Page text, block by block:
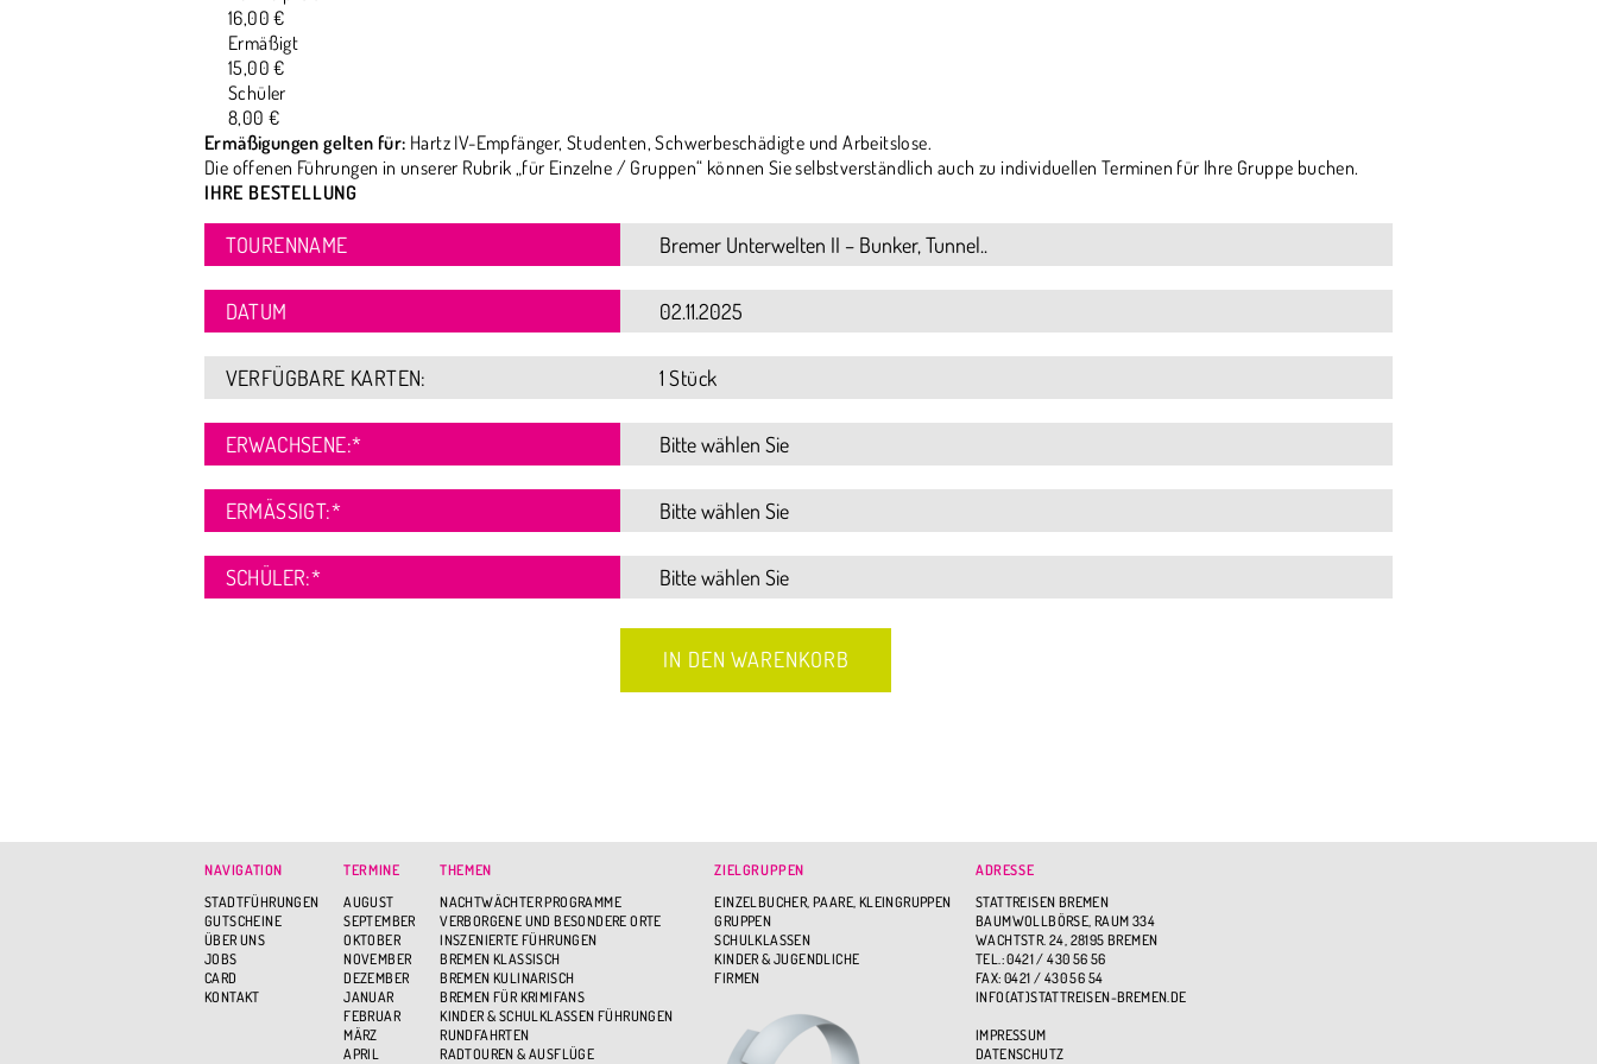
16,00 €
Ermäßigt
15,00 €
Schüler
8,00 €
Ermäßigungen gelten für: Hartz IV-Empfänger, Studenten, Schwerbeschädigte und Arbeitslose.
Die offenen Führungen in unserer Rubrik „für Einzelne / Gruppen“ können Sie selbstverständlich auch zu individuellen Terminen für Ihre Gruppe buchen.
IHRE BESTELLUNG
TOURENNAME
DATUM
VERFÜGBARE KARTEN: 1 Stück
ERWACHSENE:*
ERMÄSSIGT: *
SCHÜLER:*
NAVIGATION
STADTFÜHRUNGEN
GUTSCHEINE
ÜBER UNS
JOBS
CARD
KONTAKT
TERMINE
AUGUST
SEPTEMBER
OKTOBER
NOVEMBER
DEZEMBER
JANUAR
FEBRUAR
MÄRZ
APRIL
THEMEN
NACHTWÄCHTER PROGRAMME
VERBORGENE UND BESONDERE ORTE
INSZENIERTE FÜHRUNGEN
BREMEN KLASSISCH
BREMEN KULINARISCH
BREMEN FÜR KRIMIFANS
KINDER & SCHULKLASSEN FÜHRUNGEN
RUNDFAHRTEN
RADTOUREN & AUSFLÜGE
ZIELGRUPPEN
EINZELBUCHER, PAARE, KLEINGRUPPEN
GRUPPEN
SCHULKLASSEN
KINDER & JUGENDLICHE
FIRMEN
ADRESSE
STATTREISEN BREMEN
BAUMWOLLBÖRSE, RAUM 334
WACHTSTR. 24, 28195 BREMEN
TEL.: 0421 / 430 56 56
FAX: 0421 / 430 56 54
INFO(AT)STATTREISEN-BREMEN.DE
IMPRESSUM
DATENSCHUTZ